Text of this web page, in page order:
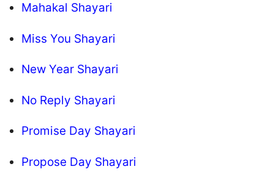
Mahakal Shayari
Miss You Shayari
New Year Shayari
No Reply Shayari
Promise Day Shayari
Propose Day Shayari